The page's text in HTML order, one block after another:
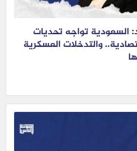
السعودية تواجه تحديات
والتدخلات العسكرية